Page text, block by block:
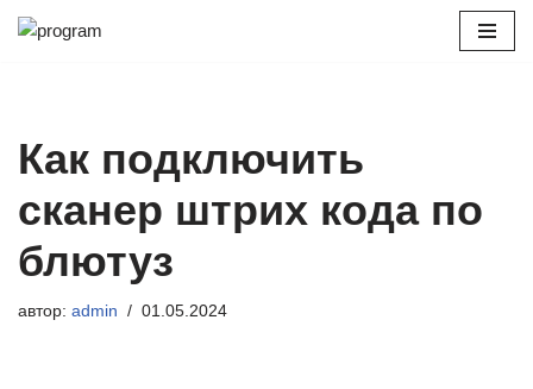
Как подключить
сканер штрих кода по
блютуз
автор: admin 01.05.2024